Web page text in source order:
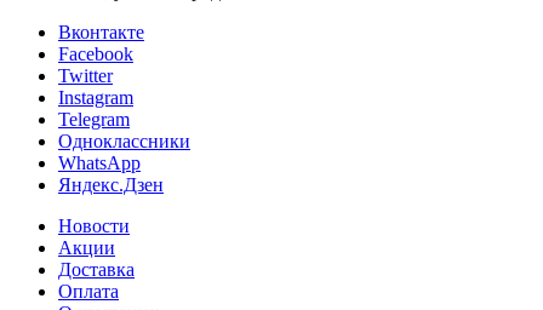
Вконтакте
Facebook
Twitter
Instagram
Telegram
Одноклассники
WhatsApp
Яндекс.Дзен
Новости
Акции
Доставка
Оплата